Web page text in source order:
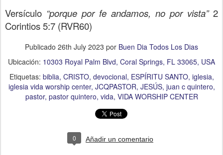
Versículo “porque por fe andamos, no por vista” 2
Corintios 5:7 (RVR60)
Publicado 26th July 2023 por Buen Dia Todos Los Dias
Ubicación: 10303 Royal Palm Blvd, Coral Springs, FL 33065, USA
Etiquetas: biblia CRISTO devocional ESPÍRITU SANTO iglesia
iglesia vida worship center JCQPASTOR JESÚS juan c quintero
pastor pastor quintero vida VIDA WORSHIP CENTER
0 Añadir un comentario